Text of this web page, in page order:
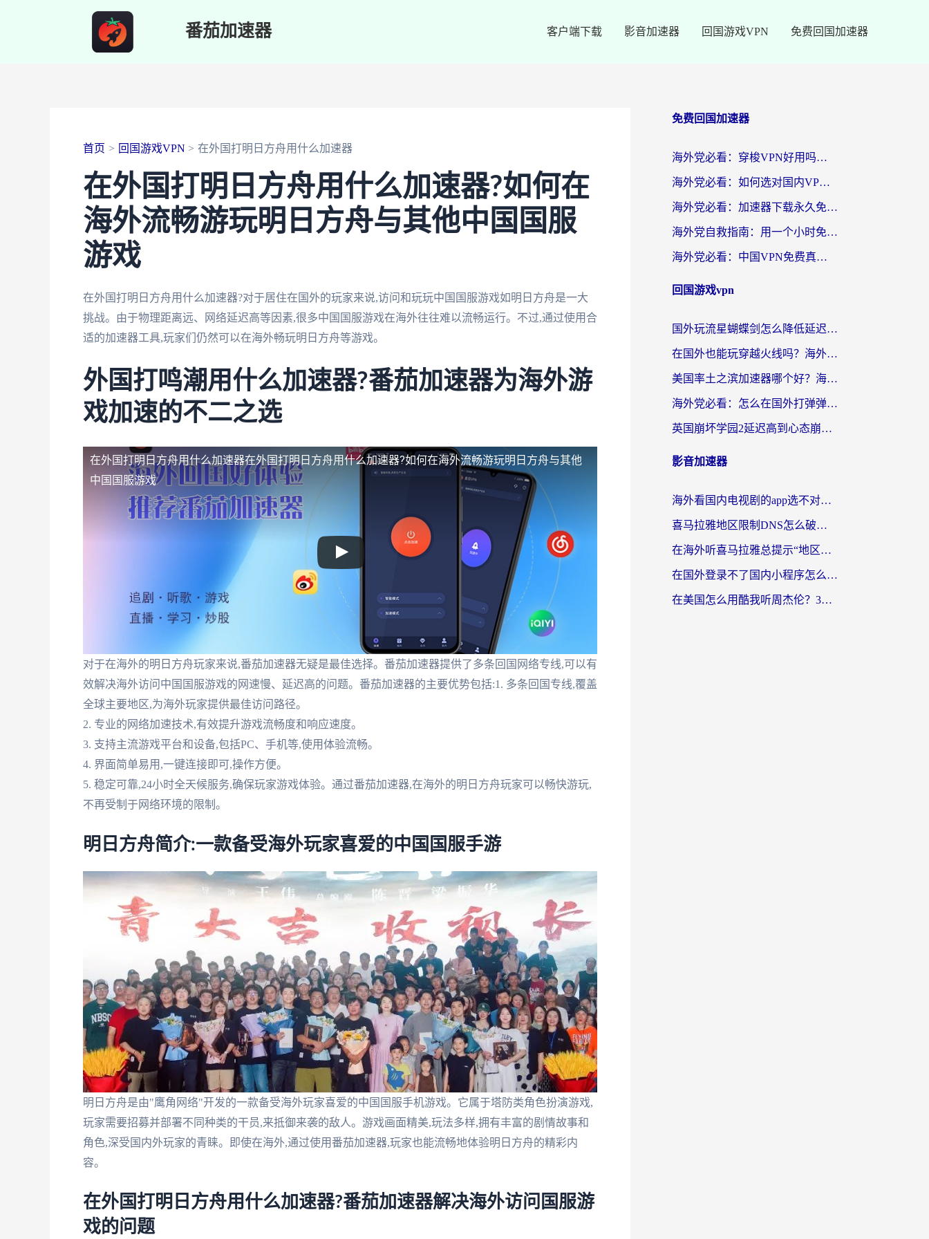
番茄加速器 客户端下载 影音加速器 回国游戏VPN 免费回国加速器
首页 回国游戏VPN 在外国打明日方舟用什么加速器
在外国打明日方舟用什么加速器?如何在
海外流畅游玩明日方舟与其他中国国服
游戏
在外国打明日方舟用什么加速器?对于居住在国外的玩家来说,访问和玩玩中国国服游戏如明日方舟是一大
挑战。由于物理距离远、网络延迟高等因素,很多中国国服游戏在海外往往难以流畅运行。不过,通过使用合
适的加速器工具,玩家们仍然可以在海外畅玩明日方舟等游戏。
外国打鸣潮用什么加速器?番茄加速器为海外游
戏加速的不二之选
在外国打明日方舟用什么加速器在外国打明日方舟用什么加速器?如何在海外流畅游玩明日方舟与其他
中国国服游戏
对于在海外的明日方舟玩家来说,番茄加速器无疑是最佳选择。番茄加速器提供了多条回国网络专线,可以有
效解决海外访问中国国服游戏的网速慢、延迟高的问题。番茄加速器的主要优势包括:1. 多条回国专线,覆盖
全球主要地区,为海外玩家提供最佳访问路径。
2. 专业的网络加速技术,有效提升游戏流畅度和响应速度。
3. 支持主流游戏平台和设备,包括PC、手机等,使用体验流畅。
4. 界面简单易用,一键连接即可,操作方便。
5. 稳定可靠,24小时全天候服务,确保玩家游戏体验。通过番茄加速器,在海外的明日方舟玩家可以畅快游玩,
不再受制于网络环境的限制。
明日方舟简介:一款备受海外玩家喜爱的中国国服手游
明日方舟是由"鹰角网络"开发的一款备受海外玩家喜爱的中国国服手机游戏。它属于塔防类角色扮演游戏,
玩家需要招募并部署不同种类的干员,来抵御来袭的敌人。游戏画面精美,玩法多样,拥有丰富的剧情故事和
角色,深受国内外玩家的青睐。即使在海外,通过使用番茄加速器,玩家也能流畅地体验明日方舟的精彩内
容。
在外国打明日方舟用什么加速器?番茄加速器解决海外访问国服游
戏的问题
免费回国加速器
海外党必看：穿梭VPN好用吗？和云帆VPN对比哪个回国效果更好？附真实测评+避坑指南
海外党必看：如何选对国内VPN，实现无缝访问国内资源？
海外党必看：加速器下载永久免费版真的存在吗？教你无缝访问国内资源的正确姿势
海外党自救指南：用一个小时免费加速器，轻松打破国内资源访问壁垒？
海外党必看：中国VPN免费真的靠谱吗？手把手教你选对回国加速器
回国游戏vpn
国外玩流星蝴蝶剑怎么降低延迟？海外党必看的加速秘籍（含欧洲鸣潮&彩虹岛优化攻略）
在国外也能玩穿越火线吗？海外玩家国服游戏畅玩终极指南
美国率土之滨加速器哪个好？海外党国服游戏畅玩终极指南（附多游戏解决方案）
海外党必看：怎么在国外打弹弹堂不卡？番茄加速器亲测指南
英国崩坏学园2延迟高到心态崩？海外党国服游戏加速终极指南
影音加速器
海外看国内电视剧的app选不对？这份回国加速器避坑指南帮你流畅追剧
喜马拉雅地区限制DNS怎么破？海外党听国内音乐听书的终极解决方案
在海外听喜马拉雅总提示“地区限制”？3步轻松解除+听国内音乐全攻略
在国外登录不了国内小程序怎么办？选对回国加速器，轻松解锁国内资源
在美国怎么用酷我听周杰伦？3步搞定海外听歌难题